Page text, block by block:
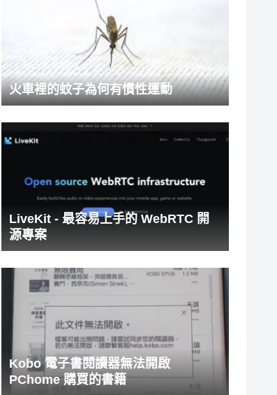
火車裡的蚊子為何有慣性運動
LiveKit - 最容易上手的 WebRTC 開
源專案
Kobo 電子書閱讀器無法開啟
PChome 購買的書籍